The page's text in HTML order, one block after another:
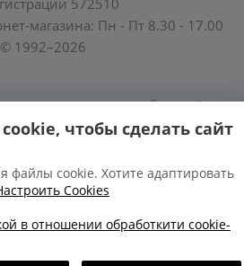
магазина: Пн - Пт 8.30 - 17.00
© 1992–2026
защите прав потребителей
Минского горисполкома:
activity/zashchita-prav-
potrebiteley/
тел. (80162) 26 97 69;
чтобы сделать сайт
файлы cookie. Хотите адаптировать
Cookies
в отношении обработкити cookie-